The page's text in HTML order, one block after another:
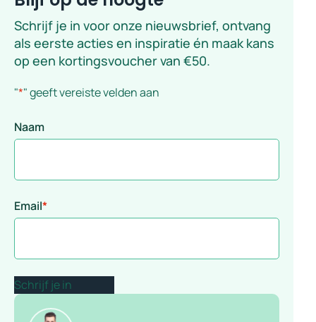
Schrijf je in voor onze nieuwsbrief, ontvang
als eerste acties en inspiratie én maak kans
op een kortingsvoucher van €50.
"*" geeft vereiste velden aan
Naam
Email*